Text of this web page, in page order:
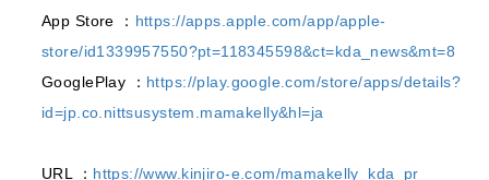
App Store ： https://apps.apple.com/app/apple-
store/id1339957550?pt=118345598&ct=kda_news&mt=8
GooglePlay ： https://play.google.com/store/apps/details?
id=jp.co.nittsusystem.mamakelly&hl=ja
URL ： https://www.kinjiro-e.com/mamakelly_kda_pr